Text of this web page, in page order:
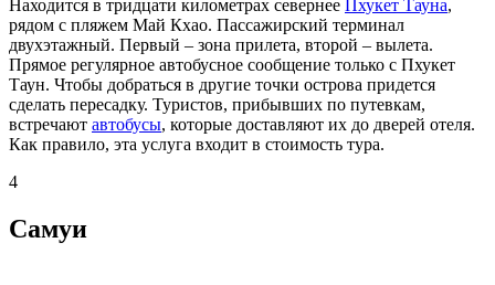
Находится в тридцати километрах севернее Пхукет Тауна,
рядом с пляжем Май Кхао. Пассажирский терминал
двухэтажный. Первый – зона прилета, второй – вылета.
Прямое регулярное автобусное сообщение только с Пхукет
Таун. Чтобы добраться в другие точки острова придется
сделать пересадку. Туристов, прибывших по путевкам,
встречают автобусы, которые доставляют их до дверей отеля.
Как правило, эта услуга входит в стоимость тура.
4
Самуи